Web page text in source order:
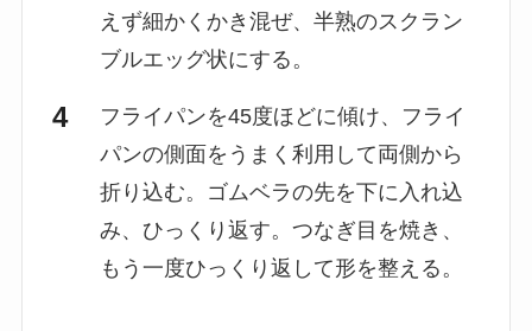
えず細かくかき混ぜ、半熟のスクラン
ブルエッグ状にする。
フライパンを45度ほどに傾け、フライ
パンの側面をうまく利用して両側から
折り込む。ゴムベラの先を下に入れ込
み、ひっくり返す。つなぎ目を焼き、
もう一度ひっくり返して形を整える。